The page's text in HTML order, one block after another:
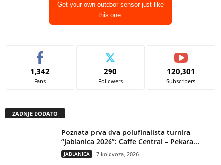
Get your own outdoor sensor just like
this one.
1,342
Fans
290
Followers
120,301
Subscribers
ZADNJE DODATO
Poznata prva dva polufinalista turnira
“Jablanica 2026”: Caffe Central – Pekara...
JABLANICA 7 kolovoza, 2026